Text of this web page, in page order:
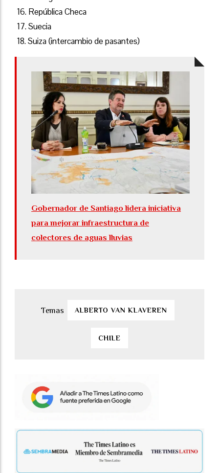
16. República Checa
17. Suecia
18. Suiza (intercambio de pasantes)
Gobernador de Santiago lidera iniciativa
para mejorar infraestructura de
colectores de aguas lluvias
ALBERTO VAN KLAVEREN
CHILE